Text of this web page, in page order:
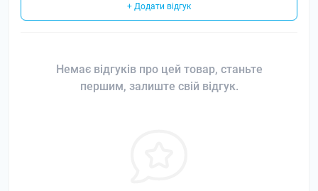
+ Додати відгук
Немає відгуків про цей товар, станьте
першим, залиште свій відгук.